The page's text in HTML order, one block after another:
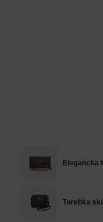
Elegancka
Torebka